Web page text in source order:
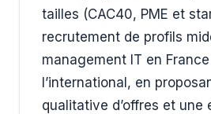
tailles (CAC40, PME et
recrutement de profils
management IT en
l’international, en
qualitative d’offres et une